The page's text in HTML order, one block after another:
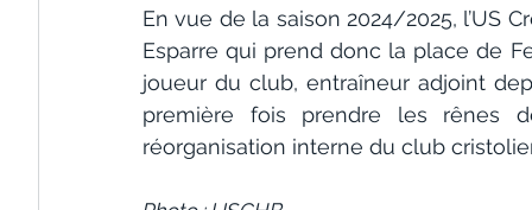
En vue de la saison 2024/2025, l’US
Esparre qui prend donc la place de
joueur du club, entraîneur adjoint
première fois prendre les rênes
réorganisation interne du club